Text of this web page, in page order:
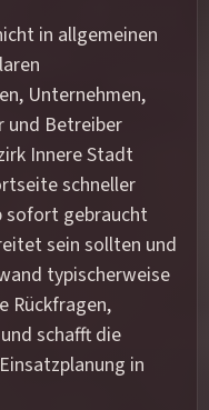
in allgemeinen
Unternehmen,
und Betreiber
Innere Stadt
schneller
sofort gebraucht
sein sollten und
typischerweise
Rückfragen,
schafft die
in